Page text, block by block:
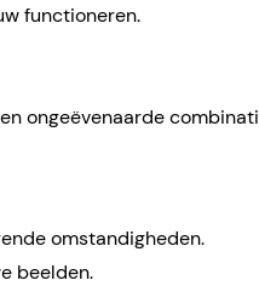
functioneren.
ongeëvenaarde
omstandigheden.
beelden.